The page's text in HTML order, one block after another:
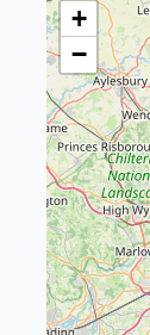
+
−